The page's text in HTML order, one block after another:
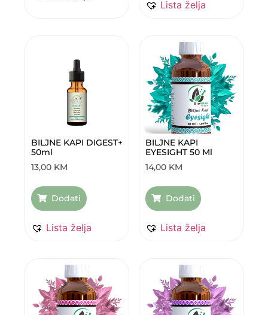
Lista želja
BILJNE KAPI DIGEST+
50ml
13,00 KM
Dodati
Lista želja
BILJNE KAPI
EYESIGHT 50 Ml
14,00 KM
Dodati
Lista želja